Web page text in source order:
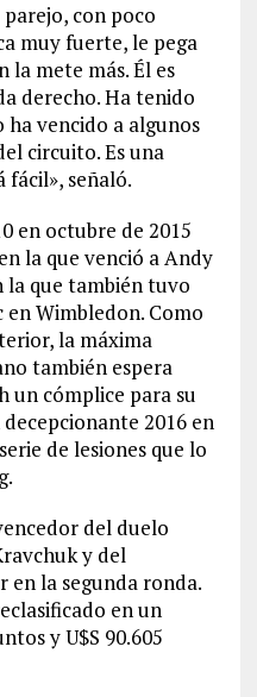
con poco
muy fuerte, le pega
la mete más. Él es
derecho. Ha tenido
vencido a algunos
circuito. Es una
fácil», señaló.
en octubre de 2015
la que venció a Andy
la que también tuvo
Wimbledon. Como
la máxima
también espera
un cómplice para su
2016 en
de lesiones que lo
del duelo
y del
la segunda ronda.
en un
y U$S 90.605